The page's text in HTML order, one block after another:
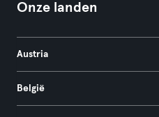
Onze landen
Austria
België